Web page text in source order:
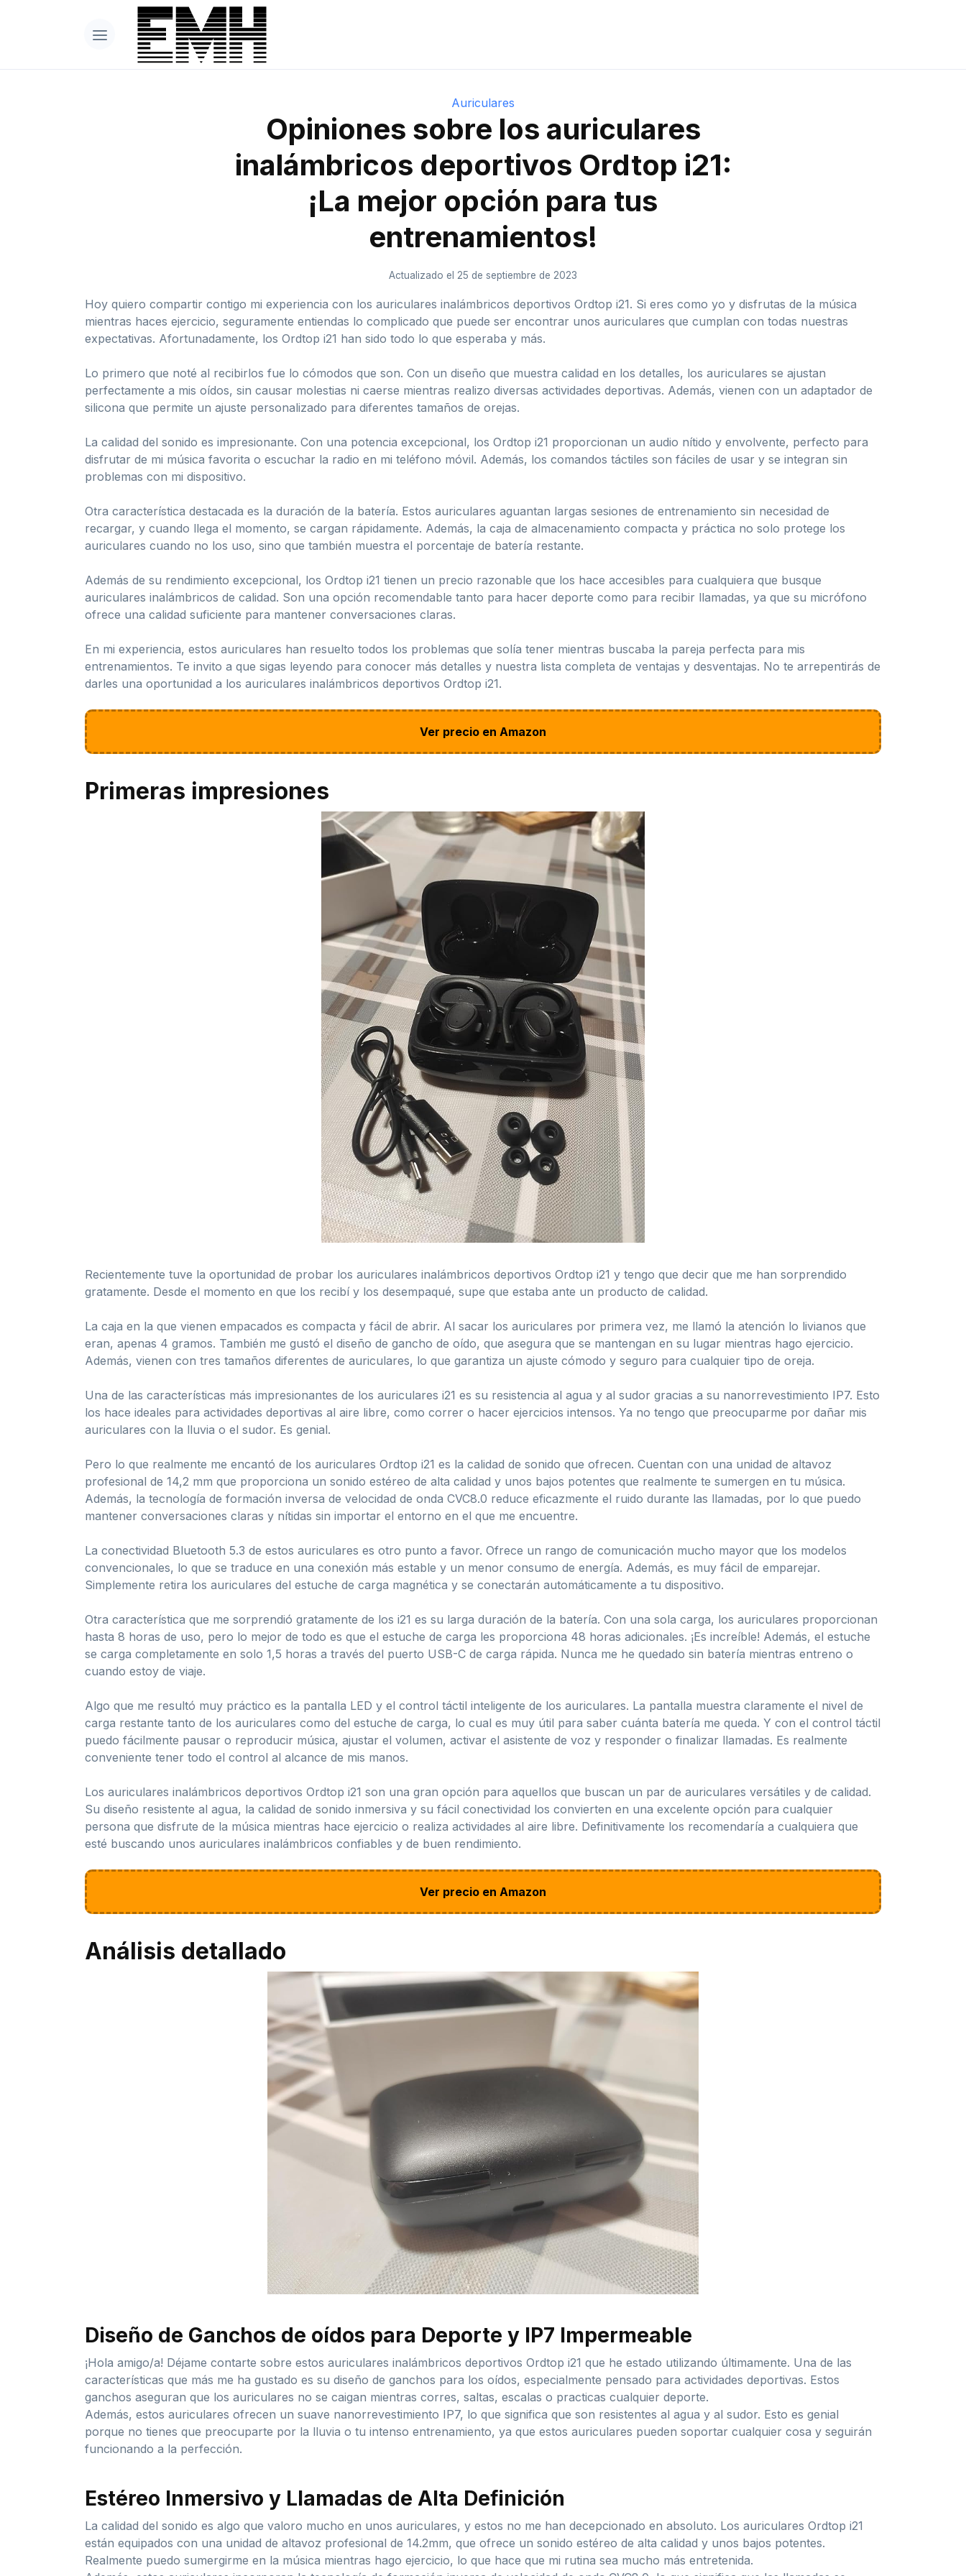
Auriculares
Opiniones sobre los auriculares
inalámbricos deportivos Ordtop i21:
¡La mejor opción para tus
entrenamientos!
Actualizado el 25 de septiembre de 2023
Hoy quiero compartir contigo mi experiencia con los auriculares inalámbricos deportivos Ordtop i21. Si eres como yo y disfrutas de la música
mientras haces ejercicio, seguramente entiendas lo complicado que puede ser encontrar unos auriculares que cumplan con todas nuestras
expectativas. Afortunadamente, los Ordtop i21 han sido todo lo que esperaba y más.
Lo primero que noté al recibirlos fue lo cómodos que son. Con un diseño que muestra calidad en los detalles, los auriculares se ajustan
perfectamente a mis oídos, sin causar molestias ni caerse mientras realizo diversas actividades deportivas. Además, vienen con un adaptador de
silicona que permite un ajuste personalizado para diferentes tamaños de orejas.
La calidad del sonido es impresionante. Con una potencia excepcional, los Ordtop i21 proporcionan un audio nítido y envolvente, perfecto para
disfrutar de mi música favorita o escuchar la radio en mi teléfono móvil. Además, los comandos táctiles son fáciles de usar y se integran sin
problemas con mi dispositivo.
Otra característica destacada es la duración de la batería. Estos auriculares aguantan largas sesiones de entrenamiento sin necesidad de
recargar, y cuando llega el momento, se cargan rápidamente. Además, la caja de almacenamiento compacta y práctica no solo protege los
auriculares cuando no los uso, sino que también muestra el porcentaje de batería restante.
Además de su rendimiento excepcional, los Ordtop i21 tienen un precio razonable que los hace accesibles para cualquiera que busque
auriculares inalámbricos de calidad. Son una opción recomendable tanto para hacer deporte como para recibir llamadas, ya que su micrófono
ofrece una calidad suficiente para mantener conversaciones claras.
En mi experiencia, estos auriculares han resuelto todos los problemas que solía tener mientras buscaba la pareja perfecta para mis
entrenamientos. Te invito a que sigas leyendo para conocer más detalles y nuestra lista completa de ventajas y desventajas. No te arrepentirás de
darles una oportunidad a los auriculares inalámbricos deportivos Ordtop i21.
Ver precio en Amazon
Primeras impresiones
Recientemente tuve la oportunidad de probar los auriculares inalámbricos deportivos Ordtop i21 y tengo que decir que me han sorprendido
gratamente. Desde el momento en que los recibí y los desempaqué, supe que estaba ante un producto de calidad.
La caja en la que vienen empacados es compacta y fácil de abrir. Al sacar los auriculares por primera vez, me llamó la atención lo livianos que
eran, apenas 4 gramos. También me gustó el diseño de gancho de oído, que asegura que se mantengan en su lugar mientras hago ejercicio.
Además, vienen con tres tamaños diferentes de auriculares, lo que garantiza un ajuste cómodo y seguro para cualquier tipo de oreja.
Una de las características más impresionantes de los auriculares i21 es su resistencia al agua y al sudor gracias a su nanorrevestimiento IP7. Esto
los hace ideales para actividades deportivas al aire libre, como correr o hacer ejercicios intensos. Ya no tengo que preocuparme por dañar mis
auriculares con la lluvia o el sudor. Es genial.
Pero lo que realmente me encantó de los auriculares Ordtop i21 es la calidad de sonido que ofrecen. Cuentan con una unidad de altavoz
profesional de 14,2 mm que proporciona un sonido estéreo de alta calidad y unos bajos potentes que realmente te sumergen en tu música.
Además, la tecnología de formación inversa de velocidad de onda CVC8.0 reduce eficazmente el ruido durante las llamadas, por lo que puedo
mantener conversaciones claras y nítidas sin importar el entorno en el que me encuentre.
La conectividad Bluetooth 5.3 de estos auriculares es otro punto a favor. Ofrece un rango de comunicación mucho mayor que los modelos
convencionales, lo que se traduce en una conexión más estable y un menor consumo de energía. Además, es muy fácil de emparejar.
Simplemente retira los auriculares del estuche de carga magnética y se conectarán automáticamente a tu dispositivo.
Otra característica que me sorprendió gratamente de los i21 es su larga duración de la batería. Con una sola carga, los auriculares proporcionan
hasta 8 horas de uso, pero lo mejor de todo es que el estuche de carga les proporciona 48 horas adicionales. ¡Es increíble! Además, el estuche
se carga completamente en solo 1,5 horas a través del puerto USB-C de carga rápida. Nunca me he quedado sin batería mientras entreno o
cuando estoy de viaje.
Algo que me resultó muy práctico es la pantalla LED y el control táctil inteligente de los auriculares. La pantalla muestra claramente el nivel de
carga restante tanto de los auriculares como del estuche de carga, lo cual es muy útil para saber cuánta batería me queda. Y con el control táctil
puedo fácilmente pausar o reproducir música, ajustar el volumen, activar el asistente de voz y responder o finalizar llamadas. Es realmente
conveniente tener todo el control al alcance de mis manos.
Los auriculares inalámbricos deportivos Ordtop i21 son una gran opción para aquellos que buscan un par de auriculares versátiles y de calidad.
Su diseño resistente al agua, la calidad de sonido inmersiva y su fácil conectividad los convierten en una excelente opción para cualquier
persona que disfrute de la música mientras hace ejercicio o realiza actividades al aire libre. Definitivamente los recomendaría a cualquiera que
esté buscando unos auriculares inalámbricos confiables y de buen rendimiento.
Ver precio en Amazon
Análisis detallado
Diseño de Ganchos de oídos para Deporte y IP7 Impermeable
¡Hola amigo/a! Déjame contarte sobre estos auriculares inalámbricos deportivos Ordtop i21 que he estado utilizando últimamente. Una de las
características que más me ha gustado es su diseño de ganchos para los oídos, especialmente pensado para actividades deportivas. Estos
ganchos aseguran que los auriculares no se caigan mientras corres, saltas, escalas o practicas cualquier deporte.
Además, estos auriculares ofrecen un suave nanorrevestimiento IP7, lo que significa que son resistentes al agua y al sudor. Esto es genial
porque no tienes que preocuparte por la lluvia o tu intenso entrenamiento, ya que estos auriculares pueden soportar cualquier cosa y seguirán
funcionando a la perfección.
Estéreo Inmersivo y Llamadas de Alta Definición
La calidad del sonido es algo que valoro mucho en unos auriculares, y estos no me han decepcionado en absoluto. Los auriculares Ordtop i21
están equipados con una unidad de altavoz profesional de 14.2mm, que ofrece un sonido estéreo de alta calidad y unos bajos potentes.
Realmente puedo sumergirme en la música mientras hago ejercicio, lo que hace que mi rutina sea mucho más entretenida.